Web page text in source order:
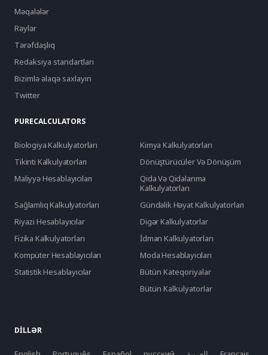
Məqalələr
Rəylər
Tərəfdaşlıq
Redaksiya standartları
Bizimlə əlaqə saxlayın
Twitter
PURECALCULATORS
Biologiya Kalkulyatorları
Kimya Kalkulyatorları
Tikinti Kalkulyatorları
Dönüştürücüler Və Dönüşüm
Maliyyə Hesablayıcıları
Qida Və Qidalanma
Kalkulyatorları
Sağlamlıq Kalkulyatorları
Gündəlik Həyat Kalkulyatorları
Riyazi Hesablayıcılar
Digər Kalkulyatorlar
Fizika Kalkulyatorları
İdman Kalkulyatorları
Kompüter Hesablayıcıları
Moda Hesablayıcıları
Statistik Hesablayıcılar
Bütün Kateqoriyalar
Bütün Kalkulyatorlar
DILLƏR